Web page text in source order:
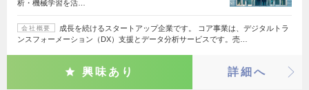
析・機械学習を活…
会社概要
成長を続けるスタートアップ企業です。 コア事業は、デジタルトラ
ンスフォーメーション（DX）支援とデータ分析サービスです。売…
興味あり 詳細へ